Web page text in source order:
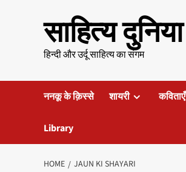
साहित्य दुनिया
हिन्दी और उर्दू साहित्य का संगम
ननकू के क़िस्से शायरी कविताएँ
Library
HOME JAUN KI SHAYARI